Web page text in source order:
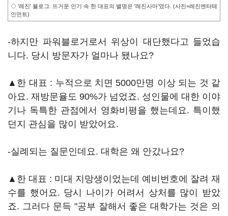
◇ '레진' 블로그. 뜨거운 인기 속 한 대표의 별명은 '레진사마'였다. (사진=레진엔터테
인먼트)
-하지만 파워블로거로서 위상이 대단했다고 들었습
니다. 당시 방문자가 얼마나 됐나요?
▲한 대표 : 누적으로 치면 5000만명 이상 되는 것 같
아요. 재방문율도 90%가 넘었죠. 성인물에 대한 이야
기나 독특한 관점에서 영화비평을 했는데요. 특이했
던지 관심을 많이 받았어요.
-실례되는 질문인데요. 대학은 왜 안갔나요?
▲한 대표 : 미대 지망생이었는데 예비번호에 잘려 재
수를 했어요. 당시 나이가 어려서 상처를 많이 받았
죠. 그러다 문득 "공부 잘해서 좋은 대학가는 것은 의